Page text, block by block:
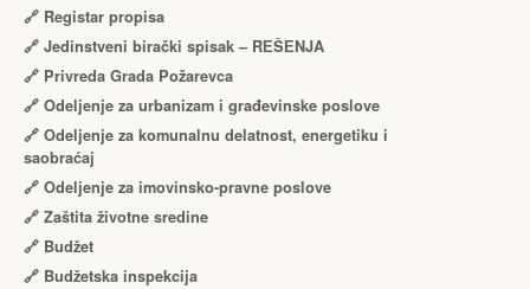
🔗 Registar propisa
🔗 Jedinstveni birački spisak – RЕŠЕNJA
🔗 Privreda Grada Požarevca
🔗 Odeljenje za urbanizam i građevinske poslove
🔗 Odeljenje za komunalnu delatnost, energetiku i
saobraćaj
🔗 Odeljenje za imovinsko-pravne poslove
🔗 Zaštita životne sredine
🔗 Budžet
🔗 Budžetska inspekcija